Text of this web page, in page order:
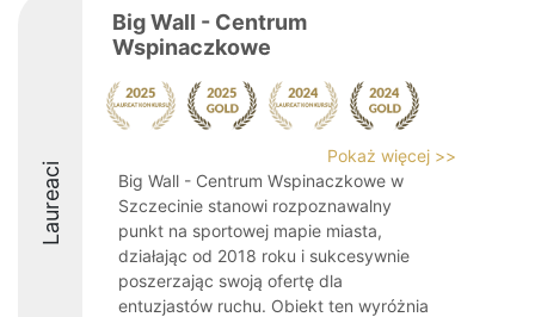
Laureaci
Big Wall - Centrum
Wspinaczkowe
Pokaż więcej >>
Big Wall - Centrum Wspinaczkowe w
Szczecinie stanowi rozpoznawalny
punkt na sportowej mapie miasta,
działając od 2018 roku i sukcesywnie
poszerzając swoją ofertę dla
entuzjastów ruchu. Obiekt ten wyróżnia